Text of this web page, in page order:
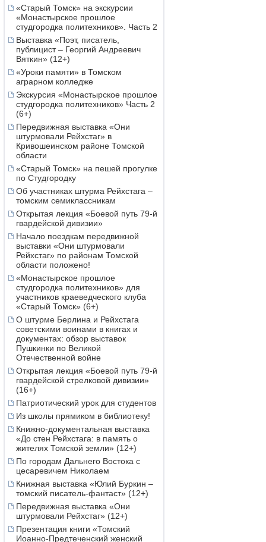
«Старый Томск» на экскурсии
«Монастырское прошлое
студгородка политехников». Часть 2
Выставка «Поэт, писатель,
публицист – Георгий Андреевич
Вяткин» (12+)
«Уроки памяти» в Томском
аграрном колледже
Экскурсия «Монастырское прошлое
студгородка политехников» Часть 2
(6+)
Передвижная выставка «Они
штурмовали Рейхстаг» в
Кривошеинском районе Томской
области
«Старый Томск» на пешей прогулке
по Студгородку
Об участниках штурма Рейхстага –
томским семиклассникам
Открытая лекция «Боевой путь 79-й
гвардейской дивизии»
Начало поездкам передвижной
выставки «Они штурмовали
Рейхстаг» по районам Томской
области положено!
«Монастырское прошлое
студгородка политехников» для
участников краеведческого клуба
«Старый Томск» (6+)
О штурме Берлина и Рейхстага
советскими воинами в книгах и
документах: обзор выставок
Пушкинки по Великой
Отечественной войне
Открытая лекция «Боевой путь 79-й
гвардейской стрелковой дивизии»
(16+)
Патриотический урок для студентов
Из школы прямиком в библиотеку!
Книжно-документальная выставка
«До стен Рейхстага: в память о
жителях Томской земли» (12+)
По городам Дальнего Востока с
цесаревичем Николаем
Книжная выставка «Юлий Буркин –
томский писатель-фантаст» (12+)
Передвижная выставка «Они
штурмовали Рейхстаг» (12+)
Презентация книги «Томский
Иоанно-Предтеченский женский